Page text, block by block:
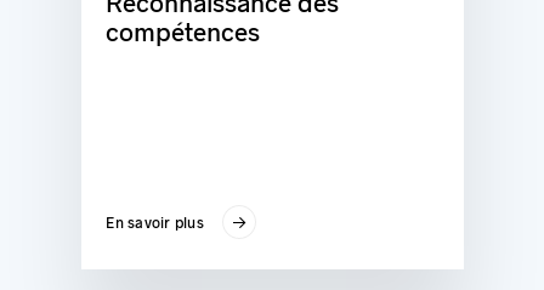
compétences
En savoir plus